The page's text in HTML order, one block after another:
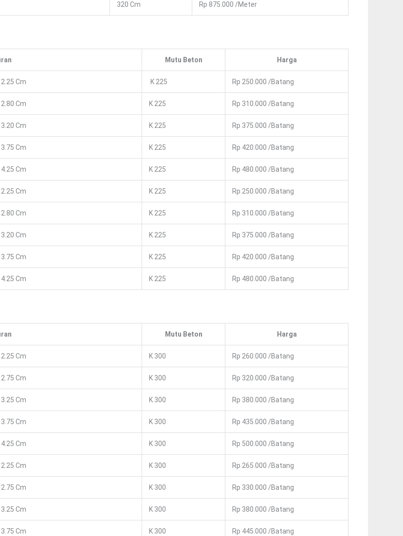
320 Cm Rp 875.000 /Meter
Mutu Beton Harga
Cm K 225 Rp 250.000 /Batang
Cm K 225 Rp 310.000 /Batang
Cm K 225 Rp 375.000 /Batang
Cm K 225 Rp 420.000 /Batang
Cm K 225 Rp 480.000 /Batang
Cm K 225 Rp 250.000 /Batang
Cm K 225 Rp 310.000 /Batang
Cm K 225 Rp 375.000 /Batang
Cm K 225 Rp 420.000 /Batang
Cm K 225 Rp 480.000 /Batang
Mutu Beton Harga
Cm K 300 Rp 260.000 /Batang
Cm K 300 Rp 320.000 /Batang
Cm K 300 Rp 380.000 /Batang
Cm K 300 Rp 435.000 /Batang
Cm K 300 Rp 500.000 /Batang
Cm K 300 Rp 265.000 /Batang
Cm K 300 Rp 330.000 /Batang
Cm K 300 Rp 380.000 /Batang
Cm K 300 Rp 445.000 /Batang